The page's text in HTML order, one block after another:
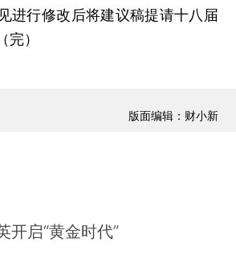
进行修改后将建议稿提请十八届
完）
版面编辑：财小新
开启“黄金时代”